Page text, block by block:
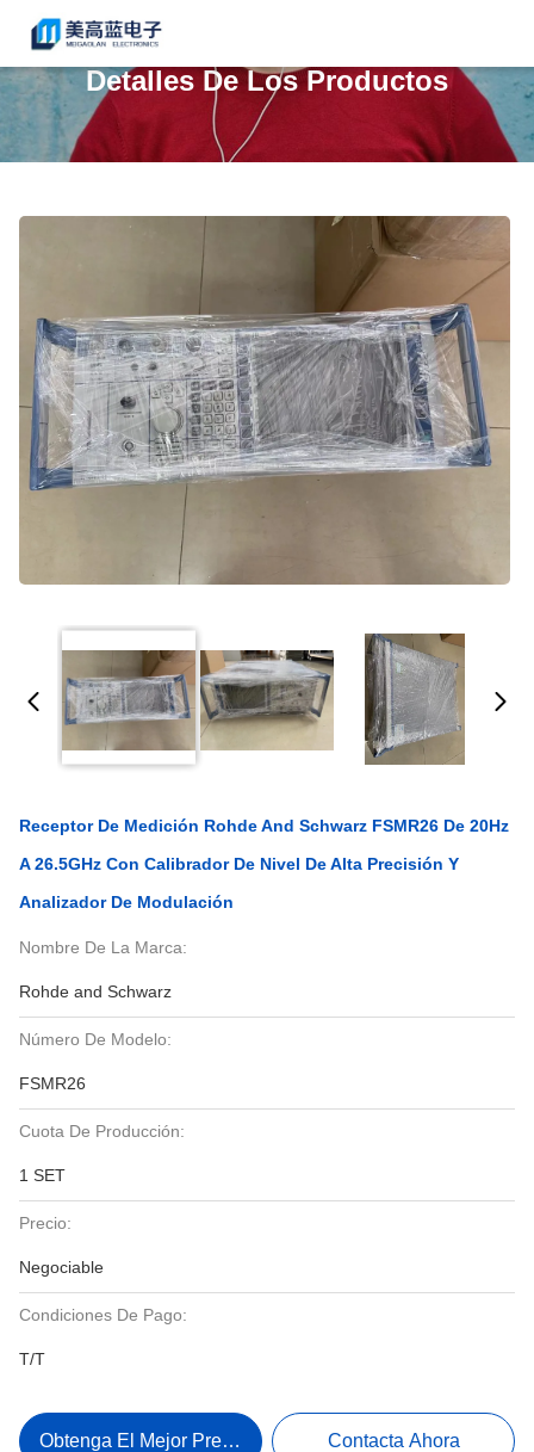
Detalles De Los Productos
Receptor De Medición Rohde And Schwarz FSMR26 De 20Hz
A 26.5GHz Con Calibrador De Nivel De Alta Precisión Y
Analizador De Modulación
Nombre De La Marca:
Rohde and Schwarz
Número De Modelo:
FSMR26
Cuota De Producción:
1 SET
Precio:
Negociable
Condiciones De Pago:
T/T
Obtenga El Mejor Precio Contacta Ahora